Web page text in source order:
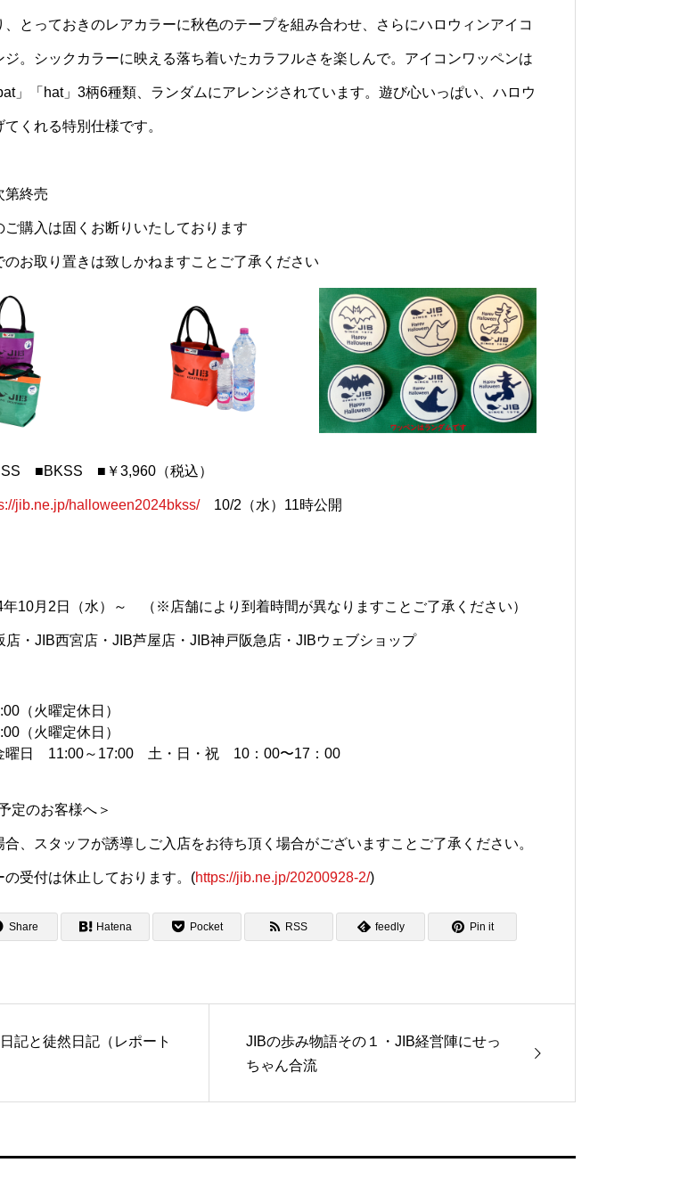
、とっておきのレアカラーに秋色のテープを組み合わせ、さらにハロウィンアイコ
ジ。シックカラーに映える落ち着いたカラフルさを楽しんで。アイコンワッペンは
」「hat」3柄6種類、ランダムにアレンジされています。遊び心いっぱい、 ハロウ
くれる特別仕様です。
第終売
購入は固くお断りいたしております
お取り置きは致しかねますことご了承ください
SS ■BKSS ■￥3,960（税込）
jib.ne.jp/halloween2024bkss/10/2（水）11時公開
10月2日（水）～ （※店舗により到着時間が異なりますことご了承ください）
店・JIB西宮店・JIB芦屋店・JIB神戸阪急店・JIBウェブショップ
（火曜定休日）
（火曜定休日）
曜日 11:00～17:00 土・日・祝 10：00〜17：00
定のお客様へ＞
、スタッフが誘導しご入店をお待ち頂く場合がございますことご了承ください。
受付は休止しております。(https://jib.ne.jp/20200928-2/)
Share Hatena Pocket RSS feedly Pin it
記と徒然日記（レポート
JIBの歩み物語その１・JIB経営陣にせっ
ちゃん合流